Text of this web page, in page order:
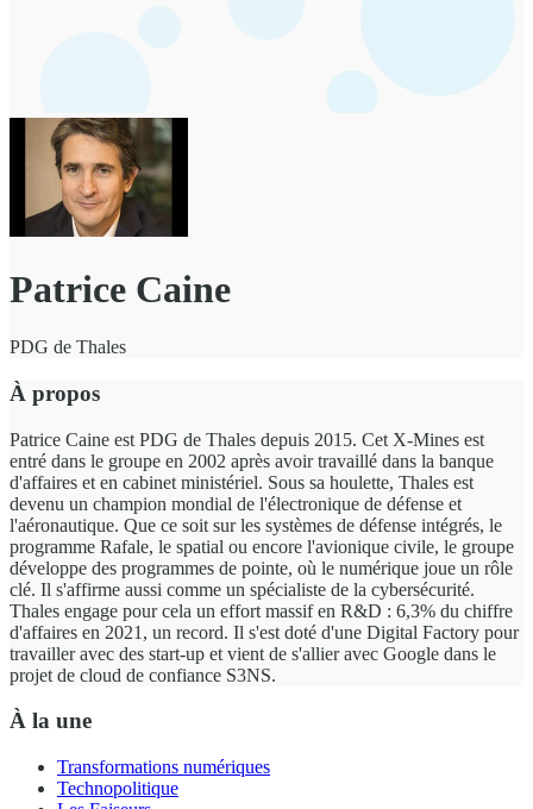
Patrice Caine
PDG de Thales
À propos
Patrice Caine est PDG de Thales depuis 2015. Cet X-Mines est
entré dans le groupe en 2002 après avoir travaillé dans la banque
d'affaires et en cabinet ministériel. Sous sa houlette, Thales est
devenu un champion mondial de l'électronique de défense et
l'aéronautique. Que ce soit sur les systèmes de défense intégrés, le
programme Rafale, le spatial ou encore l'avionique civile, le groupe
développe des programmes de pointe, où le numérique joue un rôle
clé. Il s'affirme aussi comme un spécialiste de la cybersécurité.
Thales engage pour cela un effort massif en R&D : 6,3% du chiffre
d'affaires en 2021, un record. Il s'est doté d'une Digital Factory pour
travailler avec des start-up et vient de s'allier avec Google dans le
projet de cloud de confiance S3NS.
À la une
Transformations numériques
Technopolitique